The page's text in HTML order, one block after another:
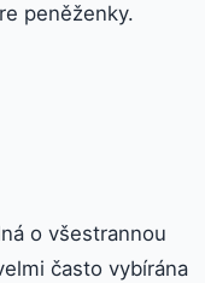
peněženky.
o všestrannou
často vybírána